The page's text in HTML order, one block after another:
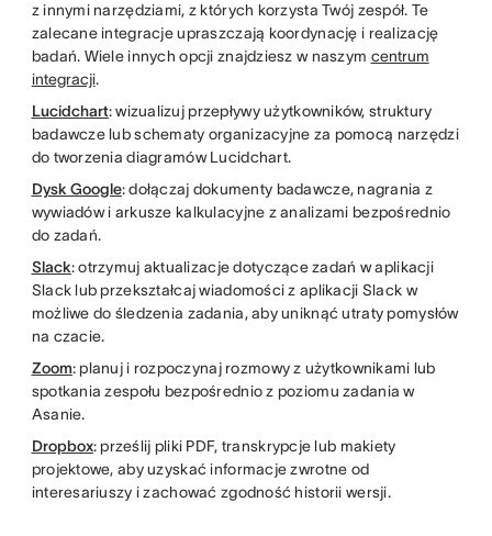
z innymi narzędziami, z których korzysta Twój zespół. Te
zalecane integracje upraszczają koordynację i realizację
badań. Wiele innych opcji znajdziesz w naszym centrum
integracji.
Lucidchart: wizualizuj przepływy użytkowników, struktury
badawcze lub schematy organizacyjne za pomocą narzędzi
do tworzenia diagramów Lucidchart.
Dysk Google: dołączaj dokumenty badawcze, nagrania z
wywiadów i arkusze kalkulacyjne z analizami bezpośrednio
do zadań.
Slack: otrzymuj aktualizacje dotyczące zadań w aplikacji
Slack lub przekształcaj wiadomości z aplikacji Slack w
możliwe do śledzenia zadania, aby uniknąć utraty pomysłów
na czacie.
Zoom: planuj i rozpoczynaj rozmowy z użytkownikami lub
spotkania zespołu bezpośrednio z poziomu zadania w
Asanie.
Dropbox: prześlij pliki PDF, transkrypcje lub makiety
projektowe, aby uzyskać informacje zwrotne od
interesariuszy i zachować zgodność historii wersji.